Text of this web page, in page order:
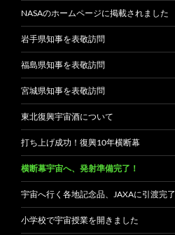
NASAのホームページに掲載されました
岩手県知事を表敬訪問
福島県知事を表敬訪問
宮城県知事を表敬訪問
東北復興宇宙酒について
打ち上げ成功！復興10年横断幕
横断幕宇宙へ、発射準備完了！
宇宙へ行く各地記念品、JAXAに引渡完了
小学校で宇宙授業を開きました